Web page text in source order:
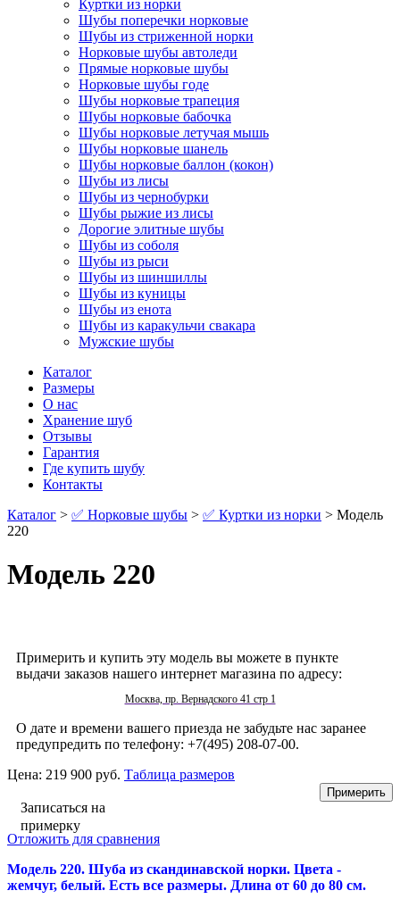
Куртки из норки
Шубы поперечки норковые
Шубы из стриженной норки
Норковые шубы автоледи
Прямые норковые шубы
Норковые шубы годе
Шубы норковые трапеция
Шубы норковые бабочка
Шубы норковые летучая мышь
Шубы норковые шанель
Шубы норковые баллон (кокон)
Шубы из лисы
Шубы из чернобурки
Шубы рыжие из лисы
Дорогие элитные шубы
Шубы из соболя
Шубы из рыси
Шубы из шиншиллы
Шубы из куницы
Шубы из енота
Шубы из каракульчи свакара
Мужские шубы
Каталог
Размеры
О нас
Хранение шуб
Отзывы
Гарантия
Где купить шубу
Контакты
Каталог > ✅ Норковые шубы > ✅ Куртки из норки > Модель
220
Модель 220
Примерить и купить эту модель вы можете в пункте
выдачи заказов нашего интернет магазина по адресу:
Москва, пр. Вернадского 41 стр 1
О дате и времени вашего приезда не забудьте нас заранее
предупредить по телефону: +7(495) 208-07-00.
Цена: 219 900 руб. Таблица размеров
Записаться на
примерку
Отложить для сравнения
Модель 220. Шуба из скандинавской норки. Цвета -
жемчуг, белый. Есть все размеры. Длина от 60 до 80 см.